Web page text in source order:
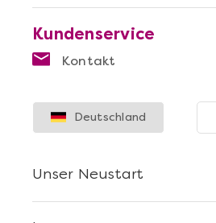
Kundenservice
Kontakt
Unser Neustart
Deutschland